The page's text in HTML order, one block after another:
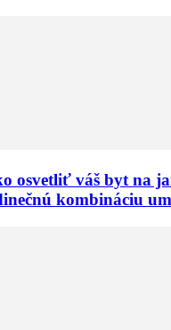
osvetliť váš byt na
kombináciu